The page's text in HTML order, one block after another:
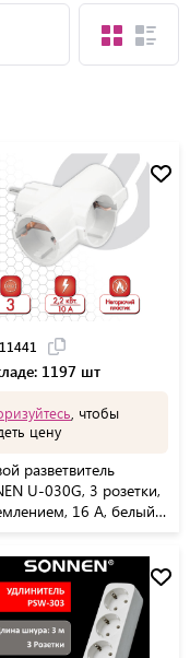
складе: 1197 шт
, чтобы
цену
разветвитель
U-030G, 3 розетки,
16 А, белый,